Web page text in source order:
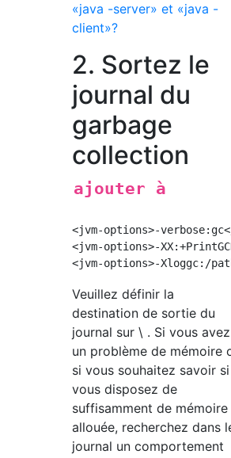
«java -server» et «java -
client»?
2. Sortez le
journal du
garbage
collection
ajouter à
<jvm-options>-
<jvm-options>-
Veuillez définir la
destination de sortie du
journal sur \ . Si vous avez
un problème de mémoire
si vous souhaitez savoir si
vous disposez de
suffisamment de mémoire
allouée, recherchez dans
journal un comportement